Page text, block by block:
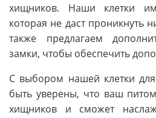
хищников. Наши клетки
которая не даст
также предлагаем
замки, чтобы обеспечить
С выбором нашей клетки
быть уверены, что ваш
хищников и сможет